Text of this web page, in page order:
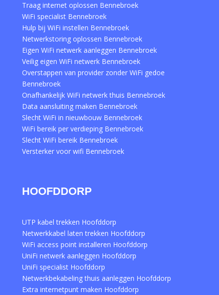
Traag internet oplossen Bennebroek
WiFi specialist Bennebroek
Hulp bij WiFi instellen Bennebroek
Netwerkstoring oplossen Bennebroek
Eigen WiFi netwerk aanleggen Bennebroek
Veilig eigen WiFi netwerk Bennebroek
Overstappen van provider zonder WiFi gedoe
Bennebroek
Onafhankelijk WiFi netwerk thuis Bennebroek
Data aansluiting maken Bennebroek
Slecht WiFi in nieuwbouw Bennebroek
WiFi bereik per verdieping Bennebroek
Slecht WiFi bereik Bennebroek
Versterker voor wifi Bennebroek
HOOFDDORP
UTP kabel trekken Hoofddorp
Netwerkkabel laten trekken Hoofddorp
WiFi access point installeren Hoofddorp
UniFi netwerk aanleggen Hoofddorp
UniFi specialist Hoofddorp
Netwerkbekabeling thuis aanleggen Hoofddorp
Extra internetpunt maken Hoofddorp